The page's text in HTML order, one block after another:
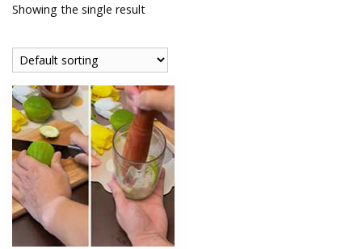
Showing the single result